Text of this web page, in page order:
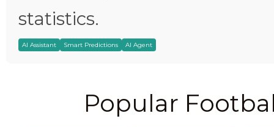
statistics.
AI Assistant Smart Predictions AI Agent
Popular